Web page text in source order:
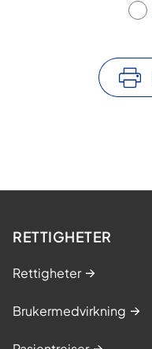
RETTIGHETER
Rettigheter
Brukermedvirkning